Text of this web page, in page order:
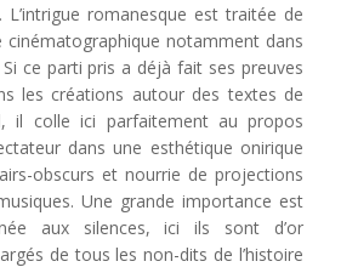
L’intrigue romanesque est traitée de
cinématographique notamment dans
ce parti pris a déjà fait ses preuves
les créations autour des textes de
il colle ici parfaitement au propos
dans une esthétique onirique
obscurs et nourrie de projections
Une grande importance est
aux silences, ici ils sont d’or
de tous les non-dits de l’histoire